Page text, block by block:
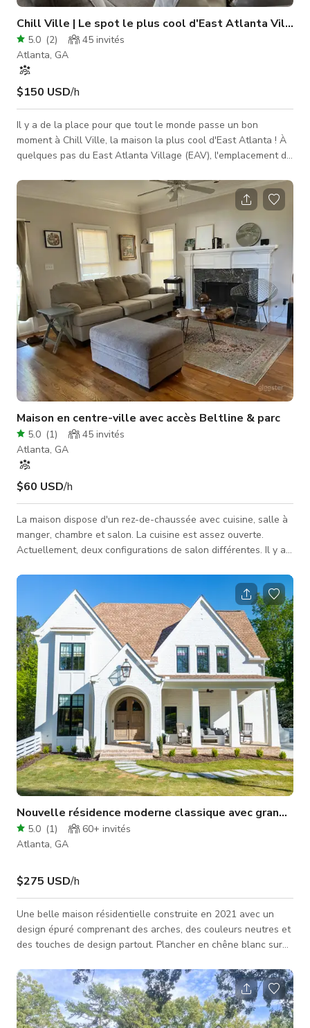
Chill Ville | Le spot le plus cool d'East Atlanta
5.0 (2) 45 invités
Atlanta, GA
$150 USD/h
Il y a de la place pour que tout le monde passe un bon
moment à Chill Ville, la maison la plus cool d'East Atlanta ! À
quelques pas du East Atlanta Village (EAV), l'emplacement de
trouve la salle de jeux, où Ms. Pac-Man et une table de baby-
foot règnent. Il y a deux chambres d'amis de l'autre côté du
couloir, dont une avec un espace de travail, ainsi que deux
salles de bains complètes. La salle à manger avec bar et cave
à vi
Maison en centre-ville avec accès Beltline & parc
5.0 (1) 45 invités
Atlanta, GA
$60 USD/h
La maison dispose d'un rez-de-chaussée avec cuisine, salle à
manger, chambre et salon. La cuisine est assez ouverte.
Actuellement, deux configurations de salon différentes. Il y a
simple, ce qui permet une réorganisation et l'utilisation de
actuellement en place. Espace idéal pour courts-métrages,
rassemblements d'événements et ambiance chaleureuse de
maison. Nous disposons
Nouvelle résidence moderne classique avec grand
5.0 (1) 60+ invités
Atlanta, GA
$275 USD/h
Une belle maison résidentielle construite en 2021 avec un
design épuré comprenant des arches, des couleurs neutres et
des touches de design partout. Plancher en chêne blanc sur
couleurs neutres avec des composants design et un plan
ouvert complet incluant un grand accès par porte vitrée à un
porche voûté avec moustiquaire. La cuisine comprend une
grande cuisine de service et un vestiaire avec casiers et